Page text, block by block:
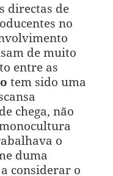
directas de
no
de muito
entre as
tem sido uma
chega, não
o
duma
considerar o